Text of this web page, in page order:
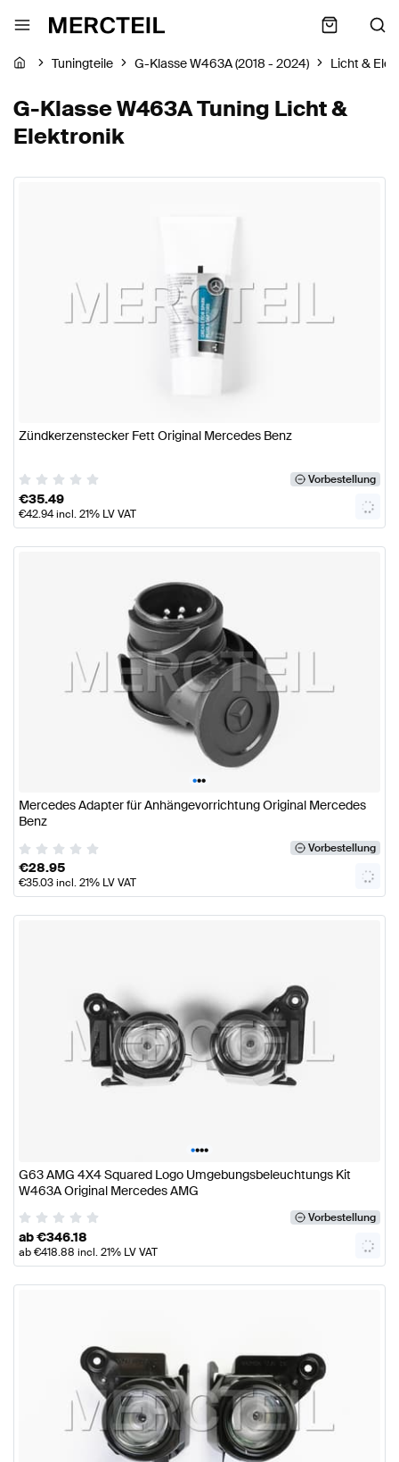
Tuningteile G-Klasse W463A (2018 - 2024) Licht &
G-Klasse W463A Tuning Licht &
Elektronik
Zündkerzenstecker Fett Original Mercedes Benz
Vorbestellung
€35.49
€42.94incl. 21% LV VAT
•••
Mercedes Adapter für Anhängevorrichtung Original Mercedes
Benz
Vorbestellung
€28.95
€35.03incl. 21% LV VAT
••••
G63 AMG 4X4 Squared Logo Umgebungsbeleuchtungs Kit
W463A Original Mercedes AMG
Vorbestellung
ab€346.18
ab€418.88 incl. 21% LV VAT